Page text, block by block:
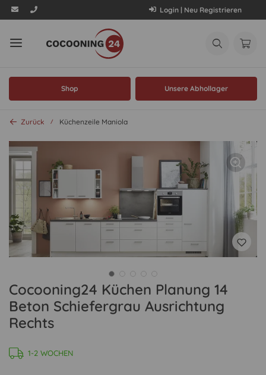
Login | Neu Registrieren
Shop Unsere Abhollager
Zurück Küchenzeile Maniola
Cocooning24 Küchen Planung 14
Beton Schiefergrau Ausrichtung
Rechts
1-2 WOCHEN